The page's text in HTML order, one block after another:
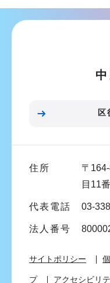
ナ
ビ
区
住所
〒
目11
代表電話 03-
法人番号
サイトポリシー
プ アクセシビリ